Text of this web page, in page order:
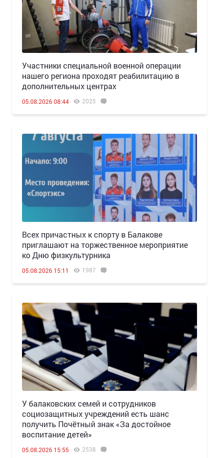
Участники специальной военной операции
нашего региона проходят реабилитацию в
дополнительных центрах
05.08.2026 08:44 2025
Всех причастных к спорту в Балакове
приглашают на торжественное мероприятие
ко Дню физкультурника
05.08.2026 15:11 1987
У балаковских семей и сотрудников
социозащитных учреждений есть шанс
получить Почётный знак «За достойное
воспитание детей»
05.08.2026 15:55 2538